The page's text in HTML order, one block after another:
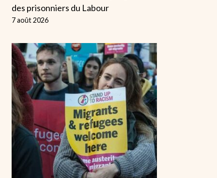
des prisonniers du Labour
7 août 2026